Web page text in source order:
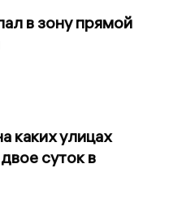
в зону прямой
каких улицах
суток в